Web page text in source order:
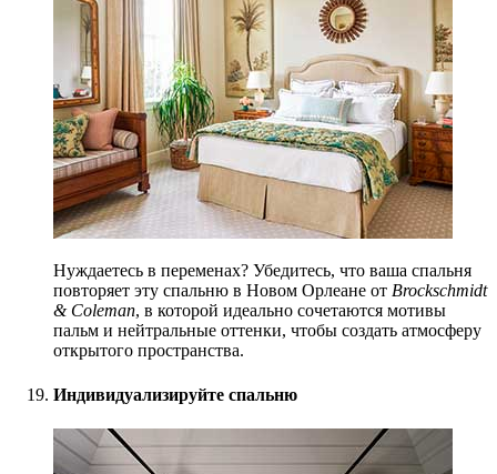
Нуждаетесь в переменах? Убедитесь, что ваша спальня
повторяет эту спальню в Новом Орлеане от Brockschmidt
& Coleman, в которой идеально сочетаются мотивы
пальм и нейтральные оттенки, чтобы создать атмосферу
открытого пространства.
Индивидуализируйте спальню